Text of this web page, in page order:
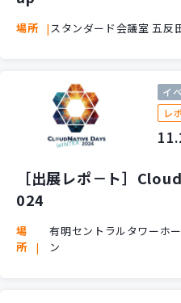
場所 スタンダード会議室 五反
イ
レ
［出展レポ－ト］
024
場
所
有明セントラルタワーホ
ン